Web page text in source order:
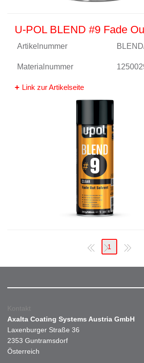
U-POL BLEND #9 Fade
Artikelnummer
Materialnummer
Link zur Artikelseite
1
Kontakt
Axalta Coating Systems Austria GmbH
Laxenburger Straße 36
2353 Guntramsdorf
Österreich